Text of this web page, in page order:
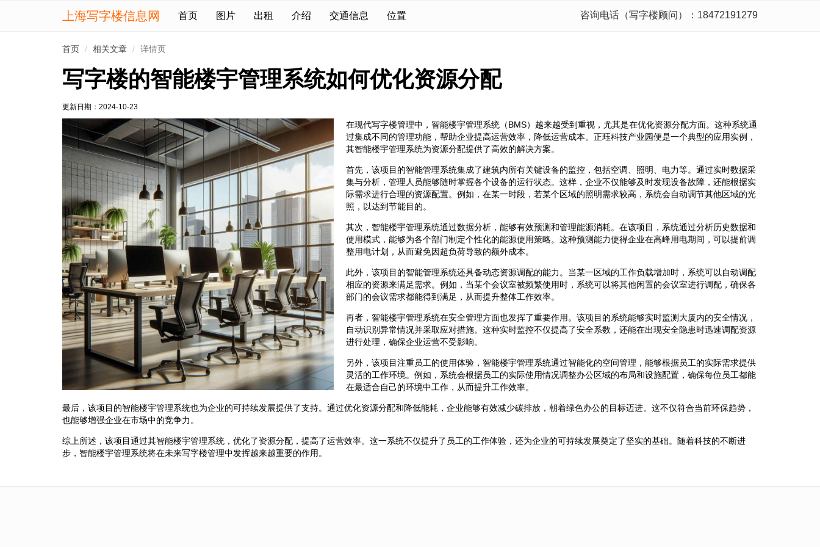
上海写字楼信息网 首页 图片 出租 介绍 交通信息 位置 咨询电话（写字楼顾问）：18472191279
首页 相关文章 详情页
写字楼的智能楼宇管理系统如何优化资源分配
更新日期： 2024-10-23
在现代写字楼管理中，智能楼宇管理系统（BMS）越来越受到重视，尤其是在优化资源分配方面。这种系统通
过集成不同的管理功能，帮助企业提高运营效率，降低运营成本。正珏科技产业园便是一个典型的应用实例，
其智能楼宇管理系统为资源分配提供了高效的解决方案。
首先，该项目的智能管理系统集成了建筑内所有关键设备的监控，包括空调、照明、电力等。通过实时数据采
集与分析，管理人员能够随时掌握各个设备的运行状态。这样，企业不仅能够及时发现设备故障，还能根据实
际需求进行合理的资源配置。例如，在某一时段，若某个区域的照明需求较高，系统会自动调节其他区域的光
照，以达到节能目的。
其次，智能楼宇管理系统通过数据分析，能够有效预测和管理能源消耗。在该项目，系统通过分析历史数据和
使用模式，能够为各个部门制定个性化的能源使用策略。这种预测能力使得企业在高峰用电期间，可以提前调
整用电计划，从而避免因超负荷导致的额外成本。
此外，该项目的智能管理系统还具备动态资源调配的能力。当某一区域的工作负载增加时，系统可以自动调配
相应的资源来满足需求。例如，当某个会议室被频繁使用时，系统可以将其他闲置的会议室进行调配，确保各
部门的会议需求都能得到满足，从而提升整体工作效率。
再者，智能楼宇管理系统在安全管理方面也发挥了重要作用。该项目的系统能够实时监测大厦内的安全情况，
自动识别异常情况并采取应对措施。这种实时监控不仅提高了安全系数，还能在出现安全隐患时迅速调配资源
进行处理，确保企业运营不受影响。
另外，该项目注重员工的使用体验，智能楼宇管理系统通过智能化的空间管理，能够根据员工的实际需求提供
灵活的工作环境。例如，系统会根据员工的实际使用情况调整办公区域的布局和设施配置，确保每位员工都能
在最适合自己的环境中工作，从而提升工作效率。
最后，该项目的智能楼宇管理系统也为企业的可持续发展提供了支持。通过优化资源分配和降低能耗，企业能够有效减少碳排放，朝着绿色办公的目标迈进。这不仅符合当前环保趋势，
也能够增强企业在市场中的竞争力。
综上所述，该项目通过其智能楼宇管理系统，优化了资源分配，提高了运营效率。这一系统不仅提升了员工的工作体验，还为企业的可持续发展奠定了坚实的基础。随着科技的不断进
步，智能楼宇管理系统将在未来写字楼管理中发挥越来越重要的作用。